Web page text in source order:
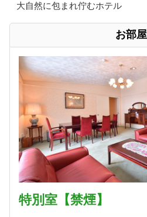
大自然に包まれ佇むホテル
お部屋
特別室【禁煙】